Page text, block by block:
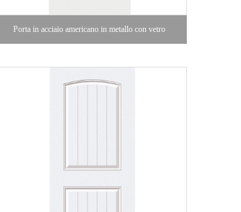
Porta in acciaio americano in metallo con vetro